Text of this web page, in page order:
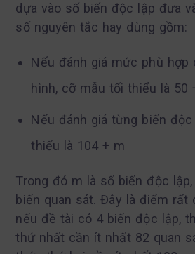
dựa vào số biến độc lập đưa
số nguyên tắc hay dùng gồm:
Nếu đánh giá mức phù hợp
hình, cỡ mẫu tối thiểu là 50
Nếu đánh giá từng biến
thiểu là 104 + m
Trong đó m là số biến độc
biến quan sát. Đây là điểm rất
nếu đề tài có 4 biến độc lập,
thứ nhất cần ít nhất 82 quan